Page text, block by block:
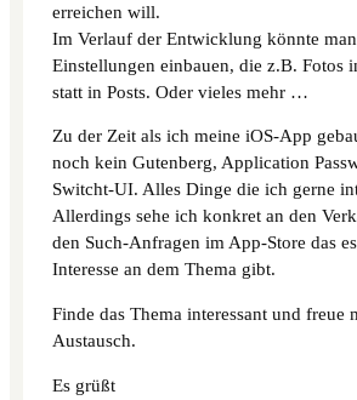
erreichen will.
Im Verlauf der Entwicklung könnte
Einstellungen einbauen, die z.B. Fotos
statt in Posts. Oder vieles mehr …
Zu der Zeit als ich meine iOS-App
noch kein Gutenberg, Application
Switcht-UI. Alles Dinge die ich gerne
Allerdings sehe ich konkret an den
den Such-Anfragen im App-Store das
Interesse an dem Thema gibt.
Finde das Thema interessant und freue
Austausch.
Es grüßt